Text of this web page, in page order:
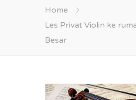
Home
Les Privat Violin ke
Besar